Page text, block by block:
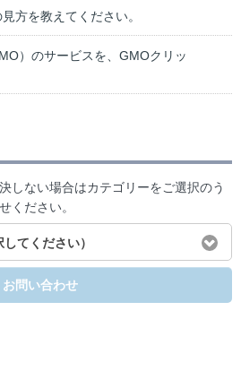
方を教えてください。
）のサービスを、GMOクリッ
しない場合はカテゴリーをご選択のう
ください。
してください）
お問い合わせ